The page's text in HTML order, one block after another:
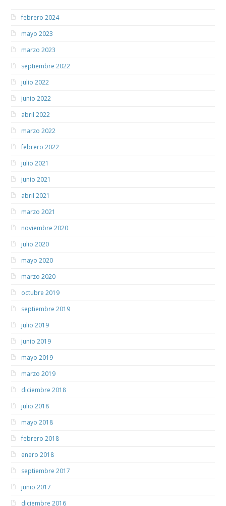
febrero 2024
mayo 2023
marzo 2023
septiembre 2022
julio 2022
junio 2022
abril 2022
marzo 2022
febrero 2022
julio 2021
junio 2021
abril 2021
marzo 2021
noviembre 2020
julio 2020
mayo 2020
marzo 2020
octubre 2019
septiembre 2019
julio 2019
junio 2019
mayo 2019
marzo 2019
diciembre 2018
julio 2018
mayo 2018
febrero 2018
enero 2018
septiembre 2017
junio 2017
diciembre 2016